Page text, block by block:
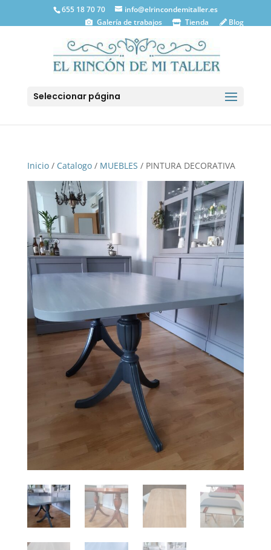
655 18 70 70
info@elrincondemitaller.es
Galería de trabajos
Tienda Blog
Seleccionar página
Inicio/ Catalogo/ MUEBLES / PINTURA DECORATIVA